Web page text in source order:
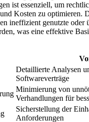
ist essenziell, um
Kosten zu optimieren.
ineffizient genutzte oder
was eine effektive
Detaillierte Analysen
Softwareverträge
Minimierung von
Verhandlungen für
Sicherstellung der
Anforderungen